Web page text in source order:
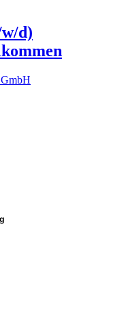
d)